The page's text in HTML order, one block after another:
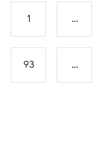
1 ...
93 ...